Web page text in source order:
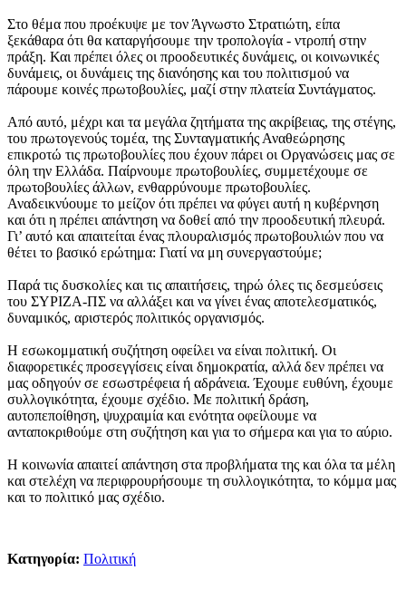
Στο θέμα που προέκυψε με τον Άγνωστο Στρατιώτη, είπα
ξεκάθαρα ότι θα καταργήσουμε την τροπολογία - ντροπή στην
πράξη. Και πρέπει όλες οι προοδευτικές δυνάμεις, οι κοινωνικές
δυνάμεις, οι δυνάμεις της διανόησης και του πολιτισμού να
πάρουμε κοινές πρωτοβουλίες, μαζί στην πλατεία Συντάγματος.
Από αυτό, μέχρι και τα μεγάλα ζητήματα της ακρίβειας, της στέγης,
του πρωτογενούς τομέα, της Συνταγματικής Αναθεώρησης
επικροτώ τις πρωτοβουλίες που έχουν πάρει οι Οργανώσεις μας σε
όλη την Ελλάδα. Παίρνουμε πρωτοβουλίες, συμμετέχουμε σε
πρωτοβουλίες άλλων, ενθαρρύνουμε πρωτοβουλίες.
Αναδεικνύουμε το μείζον ότι πρέπει να φύγει αυτή η κυβέρνηση
και ότι η πρέπει απάντηση να δοθεί από την προοδευτική πλευρά.
Γι’ αυτό και απαιτείται ένας πλουραλισμός πρωτοβουλιών που να
θέτει το βασικό ερώτημα: Γιατί να μη συνεργαστούμε;
Παρά τις δυσκολίες και τις απαιτήσεις, τηρώ όλες τις δεσμεύσεις
του ΣΥΡΙΖΑ-ΠΣ να αλλάξει και να γίνει ένας αποτελεσματικός,
δυναμικός, αριστερός πολιτικός οργανισμός.
Η εσωκομματική συζήτηση οφείλει να είναι πολιτική. Οι
διαφορετικές προσεγγίσεις είναι δημοκρατία, αλλά δεν πρέπει να
μας οδηγούν σε εσωστρέφεια ή αδράνεια. Έχουμε ευθύνη, έχουμε
συλλογικότητα, έχουμε σχέδιο. Με πολιτική δράση,
αυτοπεποίθηση, ψυχραιμία και ενότητα οφείλουμε να
ανταποκριθούμε στη συζήτηση και για το σήμερα και για το αύριο.
Η κοινωνία απαιτεί απάντηση στα προβλήματα της και όλα τα μέλη
και στελέχη να περιφρουρήσουμε τη συλλογικότητα, το κόμμα μας
και το πολιτικό μας σχέδιο.
Κατηγορία: Πολιτική